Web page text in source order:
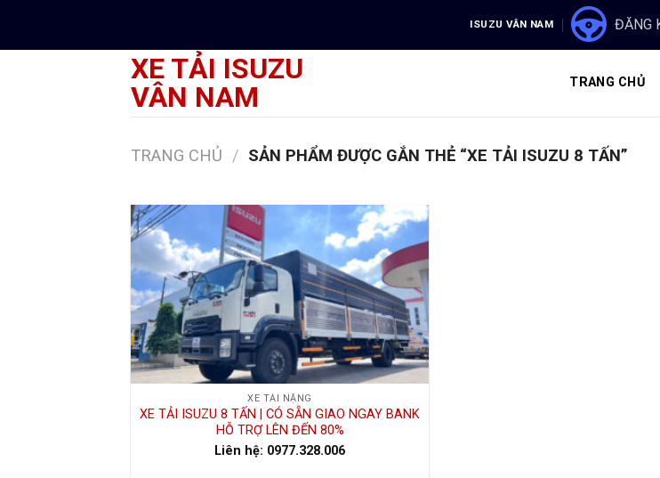
content
ISUZU VÂN NAM ĐĂNG
XE TẢI ISUZU
VÂN NAM
TRANG CHỦ
TRANG CHỦ / SẢN PHẨM ĐƯỢC GẮN THẺ “XE TẢI ISUZU 8 TẤN”
XE TẢI NẶNG
XE TẢI ISUZU 8 TẤN | CÓ SẴN GIAO NGAY BANK
HỖ TRỢ LÊN ĐẾN 80%
Liên hệ: 0977.328.006